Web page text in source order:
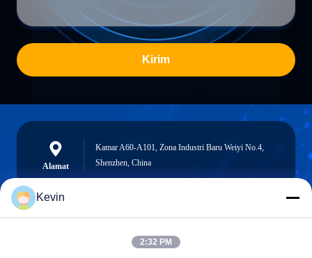
Kirim
Alamat
Kamar A60-A101, Zona Industri Baru Weiyi No.4,
Shenzhen, China
info@seethrulcd.com
Kevin
2:32 PM